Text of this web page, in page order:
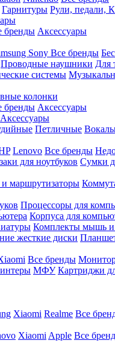
Гарнитуры Рули, педали,
бренды Аксессуары
Sony Все бренды
Проводные наушники Для
системы
колонки
бренды Аксессуары
Аксессуары
Петличные
Lenovo Все бренды
для ноутбуков Сумки
и маршрутизаторы
Процессоры для
Корпуса для
Комплекты мышь и
жесткие диски
Все бренды
МФУ Картриджи
Xiaomi Realme Все
Xiaomi Apple Все